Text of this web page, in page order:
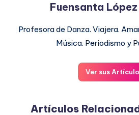
Fuensanta
Profesora de Danza. Viajera.
Música. Periodismo y
Ver sus
Artículos